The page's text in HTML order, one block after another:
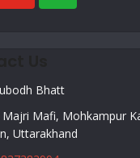
Bhatt
Majri Mafi, Mohkampur
Uttarakhand